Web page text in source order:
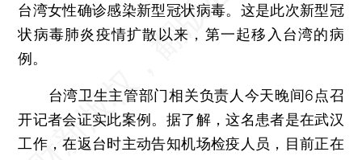
台湾女性确诊感染新型冠状病毒。这是此次新型冠
状病毒肺炎疫情扩散以来，第一起移入台湾的病
例。
台湾卫生主管部门相关负责人今天晚间6点召
开记者会证实此案例。据了解，这名患者是在武汉
工作，在返台时主动告知机场检疫人员，目前正在